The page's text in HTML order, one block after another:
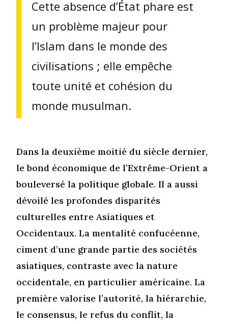
Cette absence d’État phare est
un problème majeur pour
l’Islam dans le monde des
civilisations ; elle empêche
toute unité et cohésion du
monde musulman.
Dans la deuxième moitié du siècle dernier,
le bond économique de l’Extrême-Orient a
bouleversé la politique globale. Il a aussi
dévoilé les profondes disparités
culturelles entre Asiatiques et
Occidentaux. La mentalité confucéenne,
ciment d’une grande partie des sociétés
asiatiques, contraste avec la nature
occidentale, en particulier américaine. La
première valorise l’autorité, la hiérarchie,
le consensus, le refus du conflit, la